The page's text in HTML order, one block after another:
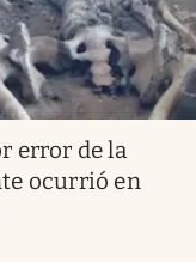
error de la
ocurrió en